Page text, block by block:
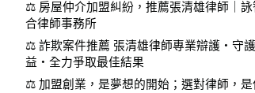
⚖️ 房屋仲介加盟糾紛，推薦張清雄律師｜詠
合律師事務所
⚖️ 詐欺案件推薦 張清雄律師專業辯護・守
益・全力爭取最佳結果
⚖️ 加盟創業，是夢想的開始；選對律師，是